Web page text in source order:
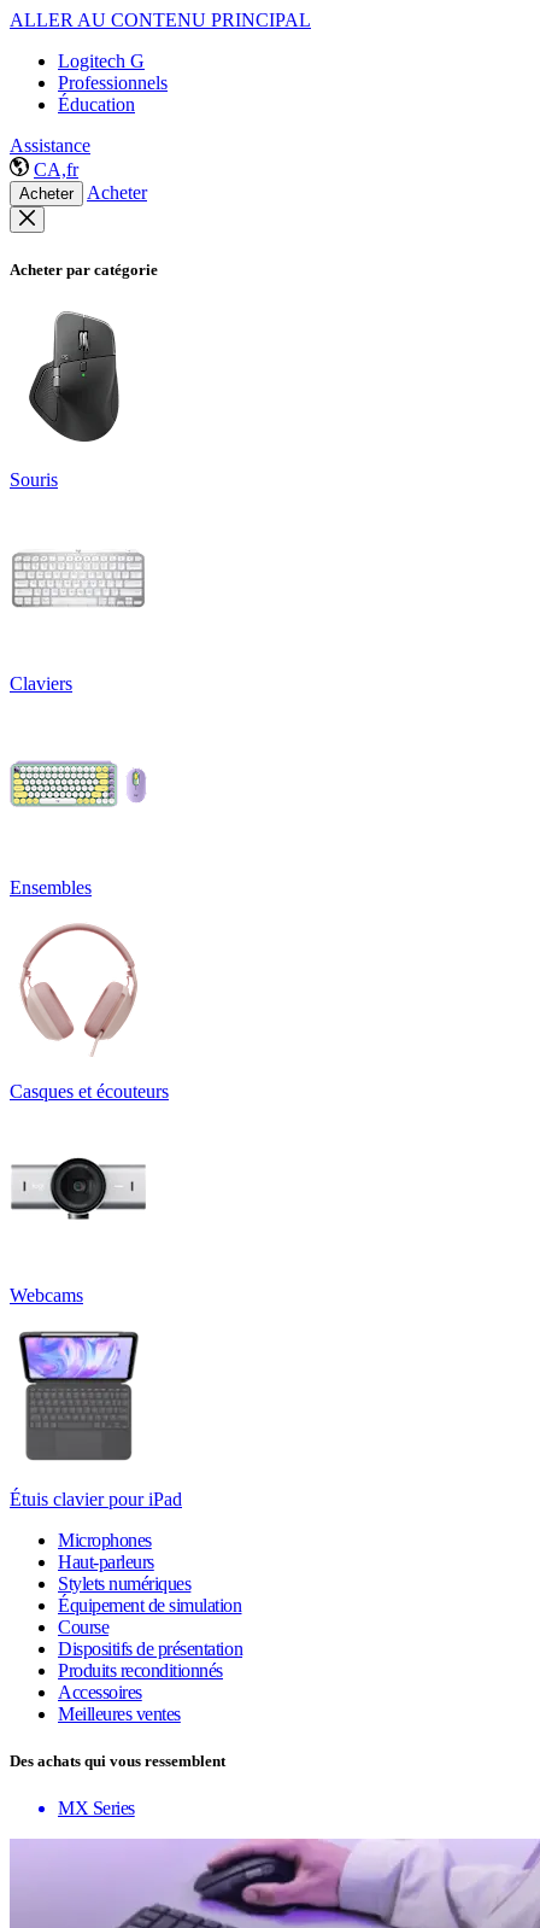
ALLER AU CONTENU PRINCIPAL
Logitech G
Professionnels
Éducation
Assistance
CA,fr
Acheter Acheter
Acheter par catégorie
Souris
Claviers
Ensembles
Casques et écouteurs
Webcams
Étuis clavier pour iPad
Microphones
Haut-parleurs
Stylets numériques
Équipement de simulation
Course
Dispositifs de présentation
Produits reconditionnés
Accessoires
Meilleures ventes
Des achats qui vous ressemblent
MX Series